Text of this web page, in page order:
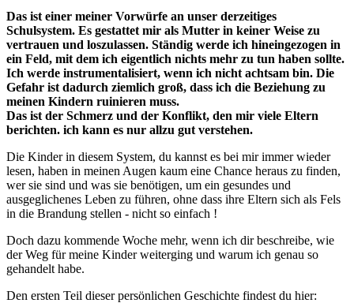
Das ist einer meiner Vorwürfe an unser derzeitiges
Schulsystem. Es gestattet mir als Mutter in keiner Weise zu
vertrauen und loszulassen. Ständig werde ich hineingezogen in
ein Feld, mit dem ich eigentlich nichts mehr zu tun haben sollte.
Ich werde instrumentalisiert, wenn ich nicht achtsam bin. Die
Gefahr ist dadurch ziemlich groß, dass ich die Beziehung zu
meinen Kindern ruinieren muss.
Das ist der Schmerz und der Konflikt, den mir viele Eltern
berichten. ich kann es nur allzu gut verstehen.
Die Kinder in diesem System, du kannst es bei mir immer wieder
lesen, haben in meinen Augen kaum eine Chance heraus zu finden,
wer sie sind und was sie benötigen, um ein gesundes und
ausgeglichenes Leben zu führen, ohne dass ihre Eltern sich als Fels
in die Brandung stellen - nicht so einfach !
Doch dazu kommende Woche mehr, wenn ich dir beschreibe, wie
der Weg für meine Kinder weiterging und warum ich genau so
gehandelt habe.
Den ersten Teil dieser persönlichen Geschichte findest du hier: